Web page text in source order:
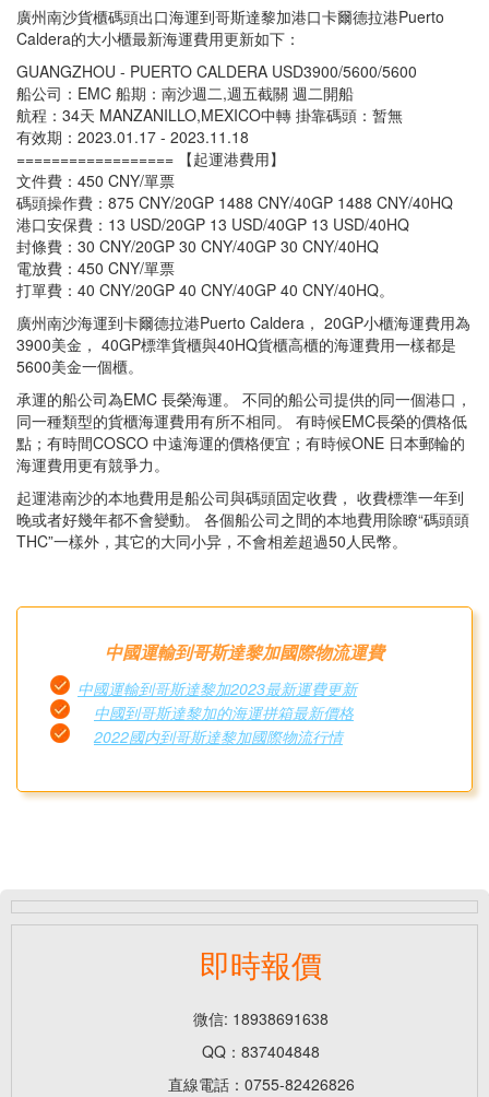
廣州南沙貨櫃碼頭出口海運到哥斯達黎加港口卡爾德拉港Puerto
Caldera的大小櫃最新海運費用更新如下：
GUANGZHOU - PUERTO CALDERA USD3900/5600/5600
船公司：EMC 船期：南沙週二,週五截關 週二開船
航程：34天 MANZANILLO,MEXICO中轉 掛靠碼頭：暂無
有效期：2023.01.17 - 2023.11.18
================== 【起運港費用】
文件費：450 CNY/單票
碼頭操作費：875 CNY/20GP 1488 CNY/40GP 1488 CNY/40HQ
港口安保費：13 USD/20GP 13 USD/40GP 13 USD/40HQ
封條費：30 CNY/20GP 30 CNY/40GP 30 CNY/40HQ
電放費：450 CNY/單票
打單費：40 CNY/20GP 40 CNY/40GP 40 CNY/40HQ。
廣州南沙海運到卡爾德拉港Puerto Caldera， 20GP小櫃海運費用為
3900美金， 40GP標準貨櫃與40HQ貨櫃高櫃的海運費用一樣都是
5600美金一個櫃。
承運的船公司為EMC 長榮海運。 不同的船公司提供的同一個港口，
同一種類型的貨櫃海運費用有所不相同。 有時候EMC長榮的價格低
點；有時間COSCO 中遠海運的價格便宜；有時候ONE 日本郵輪的
海運費用更有競爭力。
起運港南沙的本地費用是船公司與碼頭固定收費， 收費標準一年到
晚或者好幾年都不會變動。 各個船公司之間的本地費用除瞭“碼頭頭
THC”一樣外，其它的大同小异，不會相差超過50人民幣。
中國運輸到哥斯達黎加國際物流運費
中國運輸到哥斯達黎加2023最新運費更新
中國到哥斯達黎加的海運拼箱最新價格
2022國内到哥斯達黎加國際物流行情
即時報價
微信: 18938691638
QQ：837404848
直線電話：0755-82426826